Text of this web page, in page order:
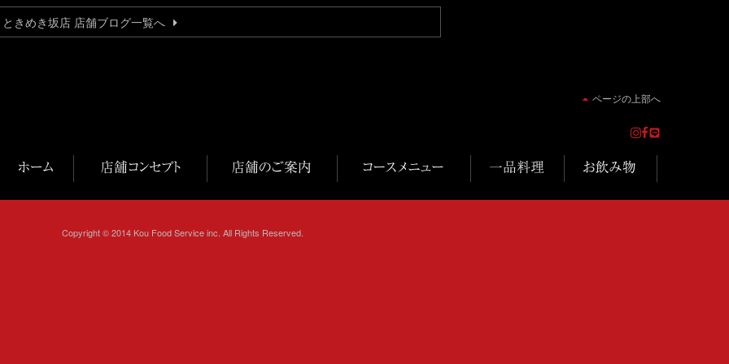
きめき坂店 店舗ブログ一覧へ
ページの上部へ
Copyright © 2014 Kou Food Service inc. All Rights Reserved.